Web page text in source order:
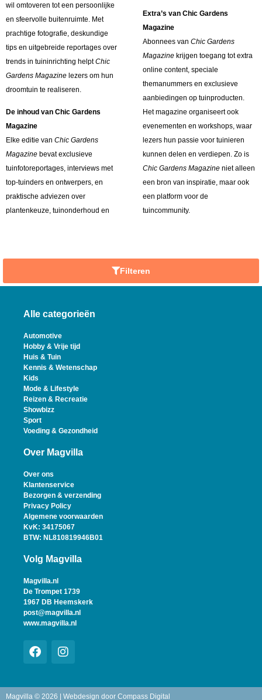
wil omtoveren tot een persoonlijke
en sfeervolle buitenruimte. Met
prachtige fotografie, deskundige
tips en uitgebreide reportages over
trends in tuininrichting helptChic
Gardens Magazine lezers om hun
droomtuin te realiseren.
De inhoud van Chic Gardens
Magazine
Elke editie van Chic Gardens
Magazine bevat exclusieve
tuinfotoreportages, interviews met
top-tuinders en ontwerpers, en
praktische adviezen over
plantenkeuze, tuinonderhoud en
Extra’s van Chic Gardens
Magazine
Abonnees van Chic Gardens
Magazine krijgen toegang tot extra
online content, speciale
themanummers en exclusieve
aanbiedingen op tuinproducten.
Het magazine organiseert ook
evenementen en workshops, waar
lezers hun passie voor tuinieren
kunnen delen en verdiepen. Zo is
Chic Gardens Magazine niet alleen
een bron van inspiratie, maar ook
een platform voor de
tuincommunity.
Filteren
Alle categorieën
Automotive
Hobby & Vrije tijd
Huis & Tuin
Kennis & Wetenschap
Kids
Mode & Lifestyle
Reizen & Recreatie
Showbizz
Sport
Voeding & Gezondheid
Over Magvilla
Over ons
Klantenservice
Bezorgen & verzending
Privacy Policy
Algemene voorwaarden
KvK: 34175067
BTW: NL810819946B01
Volg Magvilla
Magvilla.nl
De Trompet 1739
1967 DB Heemskerk
post@magvilla.nl
www.magvilla.nl
Magvilla © 2026 | Webdesign door Compass Digital